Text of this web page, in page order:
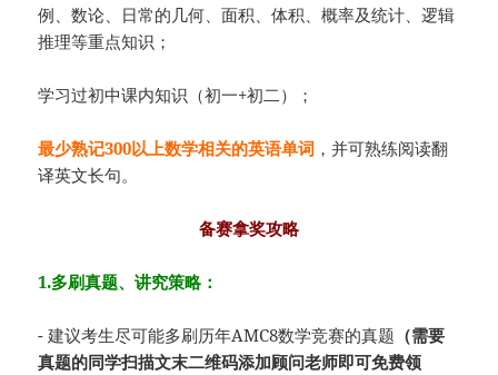
例、数论、日常的几何、面积、体积、概率及统计、逻辑
推理等重点知识；
学习过初中课内知识（初一+初二）；
最少熟记300以上数学相关的英语单词 ，并可熟练阅读翻
译英文长句。
备赛拿奖攻略
1.多刷真题、讲究策略：
- 建议考生尽可能多刷历年AMC8数学竞赛的真题 （需要
真题的同学扫描文末二维码添加顾问老师即可免费领